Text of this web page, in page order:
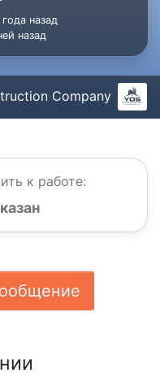
назад
назад
Company
к работе: